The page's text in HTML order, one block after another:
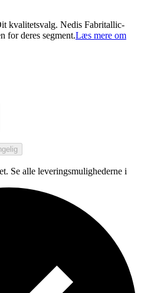
kvalitetsvalg. Nedis Fabritallic-
for deres segment.Læs mere om
Se alle leveringsmulighederne i